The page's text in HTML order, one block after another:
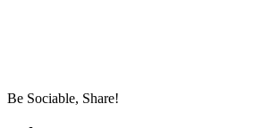
Be Sociable, Share!